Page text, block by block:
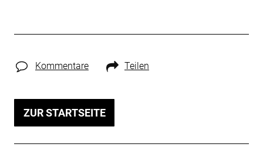
Kommentare Teilen
ZUR STARTSEITE